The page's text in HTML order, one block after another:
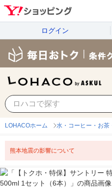
ログイン
LOHACOホーム 水・コーヒー・お茶
熊本地震の影響について